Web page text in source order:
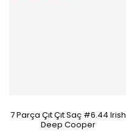
7 Parça Çıt Çıt Saç #6.44 Irish
Deep Cooper